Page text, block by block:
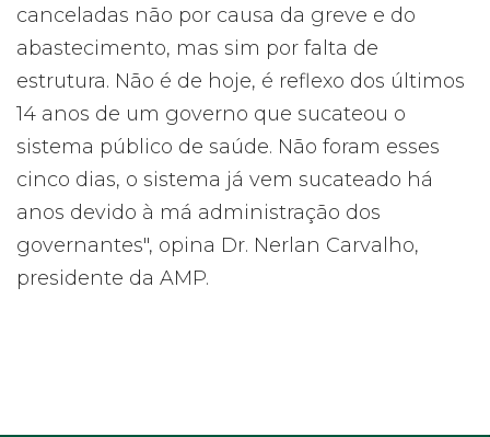
canceladas não por causa da greve e do
abastecimento, mas sim por falta de
estrutura. Não é de hoje, é reflexo dos últimos
14 anos de um governo que sucateou o
sistema público de saúde. Não foram esses
cinco dias, o sistema já vem sucateado há
anos devido à má administração dos
governantes", opina Dr. Nerlan Carvalho,
presidente da AMP.